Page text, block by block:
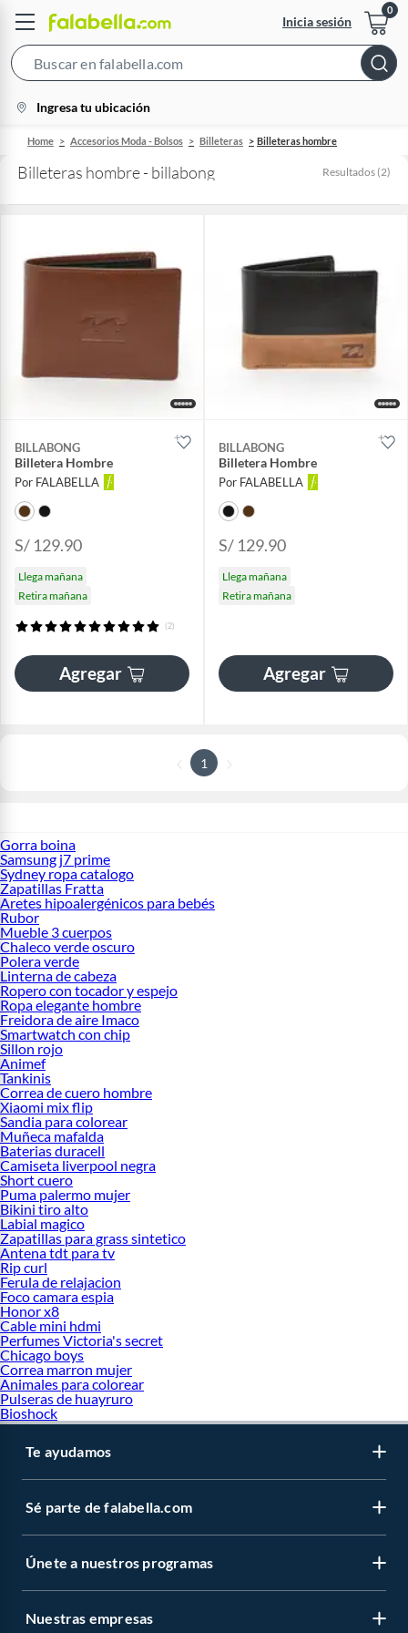
Inicia sesión
Bar
location-
icon
Ingresa tu ubicación
Home Accesorios Moda - Bolsos Billeteras Billeteras hombre
Billeteras hombre - billabong Resultados (2)
BILLABONG
Billetera Hombre
Por FALABELLA
S/ 129.90
Llega mañana
Retira mañana
(2)
Agregar
BILLABONG
Billetera Hombre
Por FALABELLA
S/ 129.90
Llega mañana
Retira mañana
Agregar
1
Gorra boina
Samsung j7 prime
Sydney ropa catalogo
Zapatillas Fratta
Aretes hipoalergénicos para bebés
Rubor
Mueble 3 cuerpos
Chaleco verde oscuro
Polera verde
Linterna de cabeza
Ropero con tocador y espejo
Ropa elegante hombre
Freidora de aire Imaco
Smartwatch con chip
Sillon rojo
Animef
Tankinis
Correa de cuero hombre
Xiaomi mix flip
Sandia para colorear
Muñeca mafalda
Baterias duracell
Camiseta liverpool negra
Short cuero
Puma palermo mujer
Bikini tiro alto
Labial magico
Zapatillas para grass sintetico
Antena tdt para tv
Rip curl
Ferula de relajacion
Foco camara espia
Honor x8
Cable mini hdmi
Perfumes Victoria's secret
Chicago boys
Correa marron mujer
Animales para colorear
Pulseras de huayruro
Bioshock
Te ayudamos
Sé parte de falabella.com
Únete a nuestros programas
Nuestras empresas